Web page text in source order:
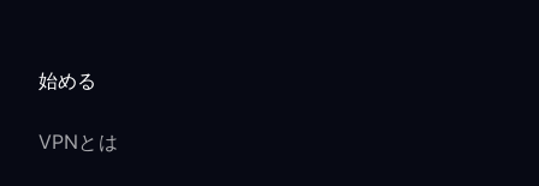
始める
VPNとは